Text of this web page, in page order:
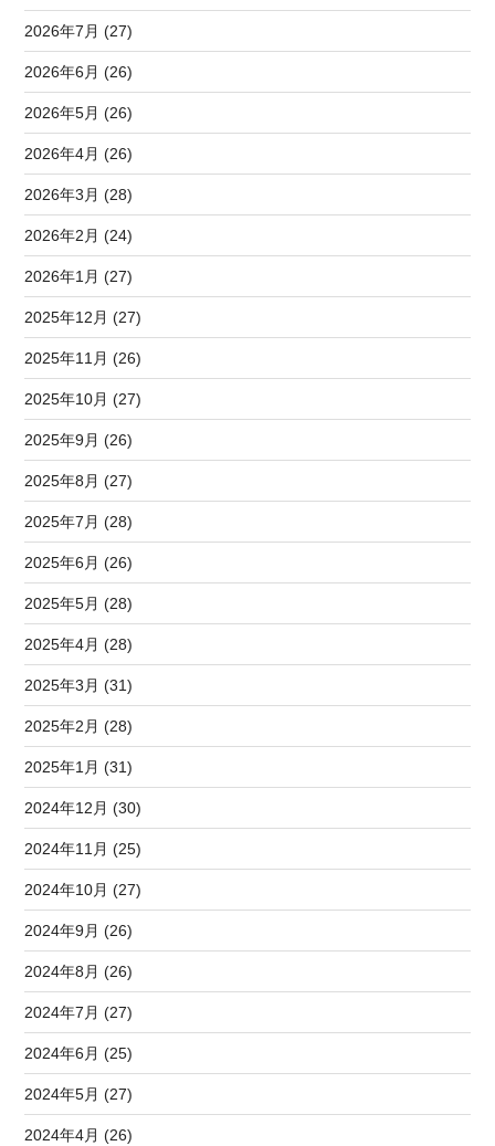
2026年7月 (27)
2026年6月 (26)
2026年5月 (26)
2026年4月 (26)
2026年3月 (28)
2026年2月 (24)
2026年1月 (27)
2025年12月 (27)
2025年11月 (26)
2025年10月 (27)
2025年9月 (26)
2025年8月 (27)
2025年7月 (28)
2025年6月 (26)
2025年5月 (28)
2025年4月 (28)
2025年3月 (31)
2025年2月 (28)
2025年1月 (31)
2024年12月 (30)
2024年11月 (25)
2024年10月 (27)
2024年9月 (26)
2024年8月 (26)
2024年7月 (27)
2024年6月 (25)
2024年5月 (27)
2024年4月 (26)